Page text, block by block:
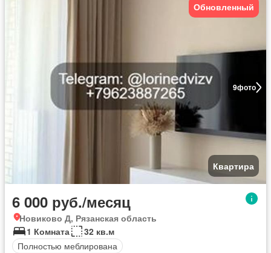
9фото
Обновленный
Квартира
6 000 руб./месяц
Новиково Д, Рязанская область
1 Комната
32 кв.м
Полностью меблирована